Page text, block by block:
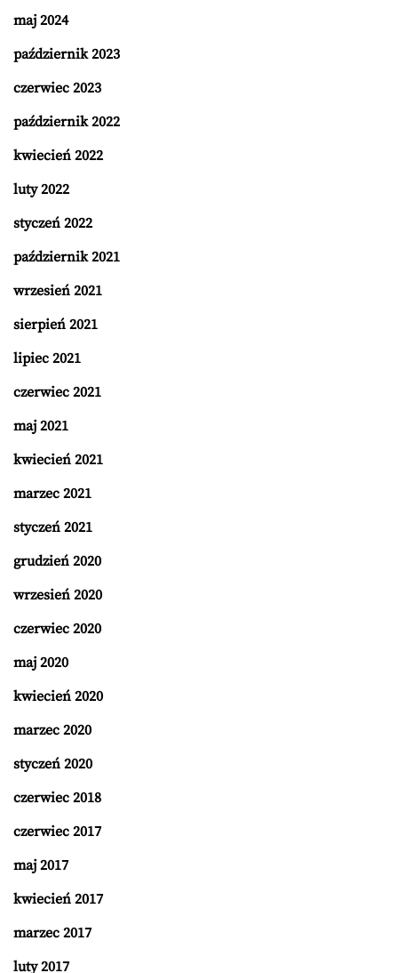
maj 2024
październik 2023
czerwiec 2023
październik 2022
kwiecień 2022
luty 2022
styczeń 2022
październik 2021
wrzesień 2021
sierpień 2021
lipiec 2021
czerwiec 2021
maj 2021
kwiecień 2021
marzec 2021
styczeń 2021
grudzień 2020
wrzesień 2020
czerwiec 2020
maj 2020
kwiecień 2020
marzec 2020
styczeń 2020
czerwiec 2018
czerwiec 2017
maj 2017
kwiecień 2017
marzec 2017
luty 2017